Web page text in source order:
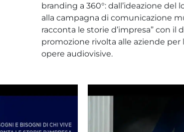
branding a 360°: dall’ideazione del
alla campagna di comunicazione
racconta le storie d’impresa” con
promozione rivolta alle aziende
opere audiovisive.